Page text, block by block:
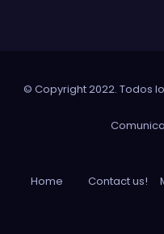
© Copyright 2022. Todos
Home Contact us!